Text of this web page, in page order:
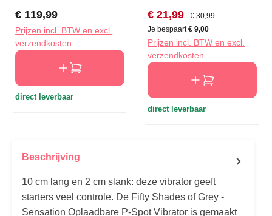
Normale prijs:
€ 119,99
Prijzen incl. BTW en excl.
verzendkosten
direct leverbaar
Verkoopprijs:
€ 21,99 Normale prijs:
€ 30,99
Je bespaart€ 9,00
Prijzen incl. BTW en excl.
verzendkosten
direct leverbaar
Beschrijving
10 cm lang en 2 cm slank: deze vibrator geeft
starters veel controle. De Fifty Shades of Grey -
Sensation Oplaadbare P-Spot Vibrator is gemaakt